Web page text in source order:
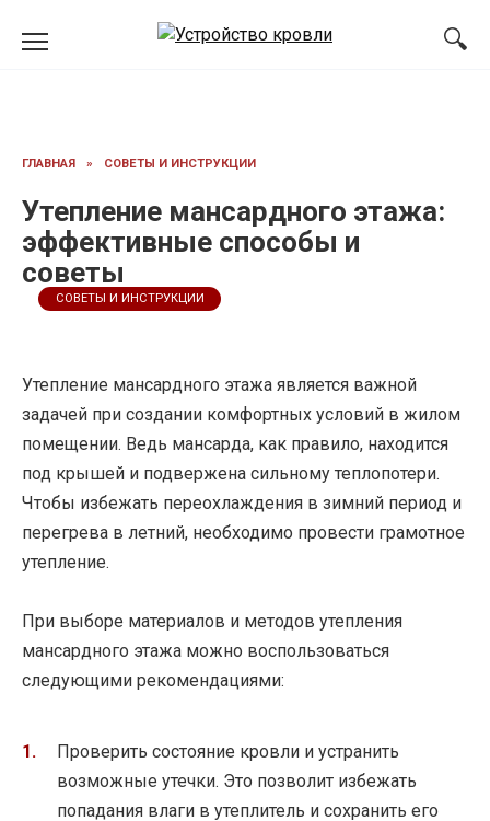
ГЛАВНАЯ » СОВЕТЫ И ИНСТРУКЦИИ
Утепление мансардного этажа:
эффективные способы и
советы
СОВЕТЫ И ИНСТРУКЦИИ
Утепление мансардного этажа является важной
задачей при создании комфортных условий в жилом
помещении. Ведь мансарда, как правило, находится
под крышей и подвержена сильному теплопотери.
Чтобы избежать переохлаждения в зимний период и
перегрева в летний, необходимо провести грамотное
утепление.
При выборе материалов и методов утепления
мансардного этажа можно воспользоваться
следующими рекомендациями:
Проверить состояние кровли и устранить
возможные утечки. Это позволит избежать
попадания влаги в утеплитель и сохранить его